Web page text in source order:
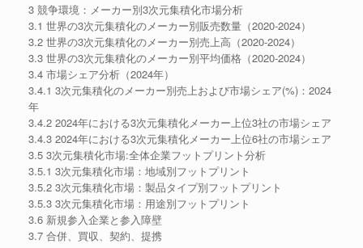
3 競争環境：メーカー別3次元集積化市場分析
3.1 世界の3次元集積化のメーカー別販売数量（2020-2024）
3.2 世界の3次元集積化のメーカー別売上高（2020-2024）
3.3 世界の3次元集積化のメーカー別平均価格（2020-2024）
3.4 市場シェア分析（2024年）
3.4.1 3次元集積化のメーカー別売上および市場シェア(%)：2024
年
3.4.2 2024年における3次元集積化メーカー上位3社の市場シェア
3.4.3 2024年における3次元集積化メーカー上位6社の市場シェア
3.5 3次元集積化市場:全体企業フットプリント分析
3.5.1 3次元集積化市場：地域別フットプリント
3.5.2 3次元集積化市場：製品タイプ別フットプリント
3.5.3 3次元集積化市場：用途別フットプリント
3.6 新規参入企業と参入障壁
3.7 合併、買収、契約、提携